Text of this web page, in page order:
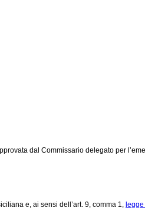
dal Commissario delegato per
e, ai sensi dell’art. 9, comma 1,